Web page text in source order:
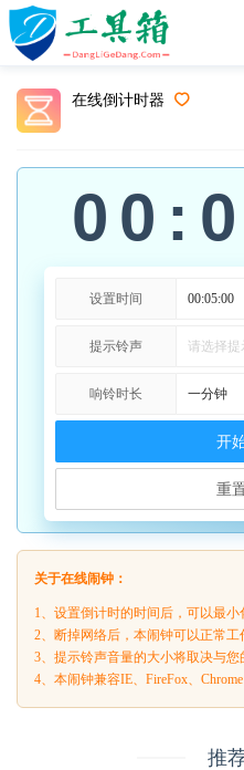
在线倒计时器
设置时间
提示铃声
响铃时长
开
重
关于在线闹钟：
1、设置倒计时的时间后，可以最小
2、断掉网络后，本闹钟可以正常工
3、提示铃声音量的大小将取决与您
4、本闹钟兼容IE、FireFox、
推